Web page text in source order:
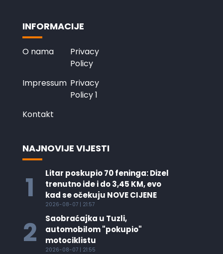
INFORMACIJE
O nama
Privacy
Policy
Impressum Privacy
Policy 1
Kontakt
NAJNOVIJE VIJESTI
1
Litar poskupio 70 feninga: Dizel
trenutno ide i do 3,45 KM, evo
kad se očekuju NOVE CIJENE
2026-08-07 | 21:57
2
Saobraćajka u Tuzli,
automobilom "pokupio"
motociklistu
2026-08-07 | 21:55